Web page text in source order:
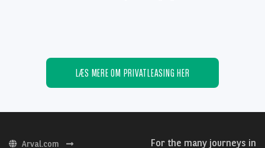
LÆS MERE OM PRIVATLEASING HER
Arval.com
For the many journeys in